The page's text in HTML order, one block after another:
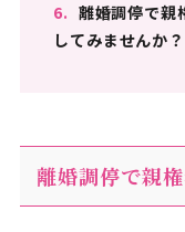
6. 離婚調停で親
してみませんか？
離婚調停で親